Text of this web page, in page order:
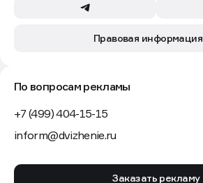
Правовая информация
По вопросам рекламы
+7 (499) 404-15-15
inform@dvizhenie.ru
Заказать рекламу